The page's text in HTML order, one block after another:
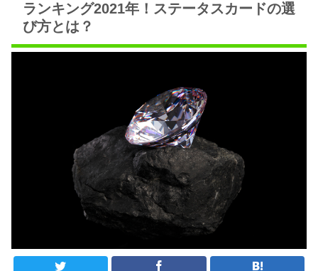
ランキング2021年！ステータスカードの選
び方とは？